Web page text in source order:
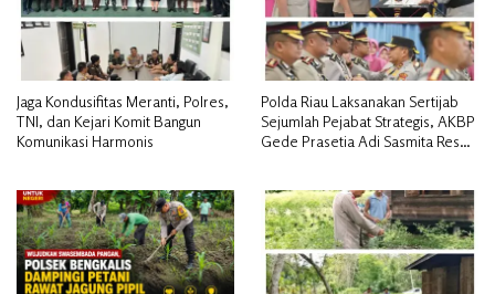
Jaga Kondusifitas Meranti, Polres,
TNI, dan Kejari Komit Bangun
Komunikasi Harmonis
Polda Riau Laksanakan Sertijab
Sejumlah Pejabat Strategis, AKBP
Gede Prasetia Adi Sasmita Resmi